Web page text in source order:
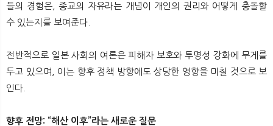
들의 경험은, 종교의 자유라는 개념이 개인의 권리와 어떻게 충돌할
수 있는지를 보여준다.
전반적으로 일본 사회의 여론은 피해자 보호와 투명성 강화에 무게를
두고 있으며, 이는 향후 정책 방향에도 상당한 영향을 미칠 것으로 보
인다.
향후 전망: “해산 이후”라는 새로운 질문